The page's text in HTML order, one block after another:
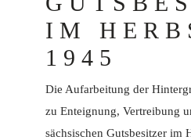
IM
1945
Die Aufarbeitung der
zu Enteignung, Vertreibung
sächsischen Gutsbesitzer im